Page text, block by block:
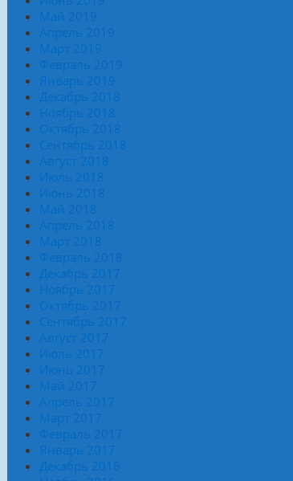
Май 2019
Апрель 2019
Март 2019
Февраль 2019
Январь 2019
Декабрь 2018
Ноябрь 2018
Октябрь 2018
Сентябрь 2018
Август 2018
Июль 2018
Июнь 2018
Май 2018
Апрель 2018
Март 2018
Февраль 2018
Декабрь 2017
Ноябрь 2017
Октябрь 2017
Сентябрь 2017
Август 2017
Июль 2017
Июнь 2017
Май 2017
Апрель 2017
Март 2017
Февраль 2017
Январь 2017
Декабрь 2016